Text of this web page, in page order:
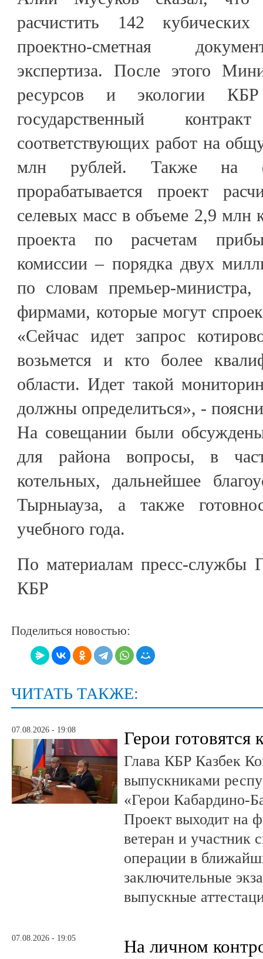
расчистить 142 кубических
проектно-сметная
экспертиза. После этого
ресурсов и экологии КБР
государственный
соответствующих работ на
млн рублей. Также на
прорабатывается проект
селевых масс в объеме 2,9 млн
проекта по расчетам
комиссии – порядка двух
по словам премьер-министра,
фирмами, которые могут
«Сейчас идет запрос
возьмется и кто более
области. Идет такой
должны определиться», -
На совещании были
для района вопросы, в
котельных, дальнейшее
Тырныауза, а также
учебного года.
По материалам пресс-службы
КБР
Поделиться новостью:
ЧИТАТЬ ТАКЖЕ:
07.08.2026 - 19:08 Герои готовятся
Глава КБР Казбек
выпускниками
«Герои Кабардино-
Проект выходит на
ветеран и участник
операции в
заключительные
выпускные
07.08.2026 - 19:05
На личном